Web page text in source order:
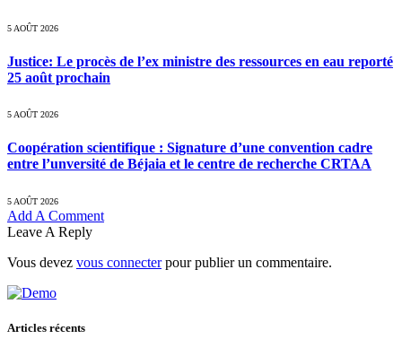
5 AOÛT 2026
Justice: Le procès de l’ex ministre des ressources en eau reporté
25 août prochain
5 AOÛT 2026
Coopération scientifique : Signature d’une convention cadre
entre l’unversité de Béjaia et le centre de recherche CRTAA
5 AOÛT 2026
Add A Comment
Leave A Reply
Vous devez vous connecterpour publier un commentaire.
Articles récents